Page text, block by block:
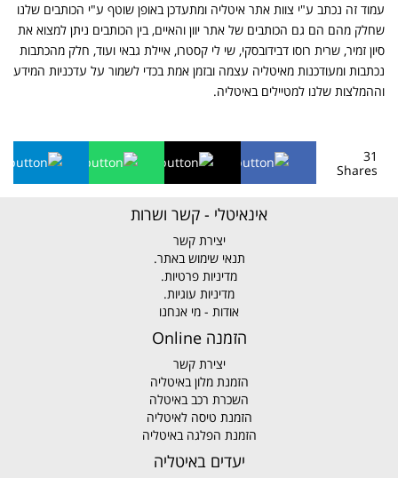
עמוד זה נכתב ע"י צוות אתר איטליה ומתעדכן באופן שוטף ע"י הכותבים שלנו
שחלק מהם הם גם הכותבים של אתר יוון והאיים, בין הכותבים ניתן למצוא את
סיון זמיר, שרית רוסו דבידובסקי, שי לי קסטרו, איילת גבאי ועוד, חלק מהכתבות
נכתבות ומעודכנות מאיטליה עצמה ובזמן אמת בכדי לשמור על עדכניות המידע
וההמלצות שלנו למטיילים באיטליה.
31
Shares
אינאיטלי - קשר ושרות
יצירת קשר
תנאי שימוש באתר.
מדיניות פרטיות.
מדיניות עוגיות.
אודות - מי אנחנו
הזמנה Online
יצירת קשר
הזמנת מלון באיטליה
השכרת רכב באיטלה
הזמנת טיסה לאיטליה
הזמנת הפלגה באיטליה
יעדים באיטליה